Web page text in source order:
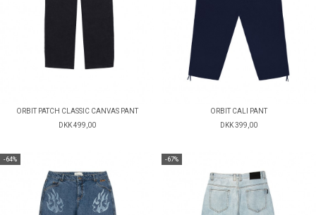
ORBIT PATCH CLASSIC CANVAS PANT
DKK 499,00
ORBIT CALI PANT
DKK 399,00
-64% -67%